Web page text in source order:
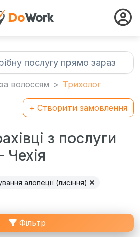
волоссям Трихолог
+ Створити замовлення
з послуги
алопеції (лисіння)
Фільтр